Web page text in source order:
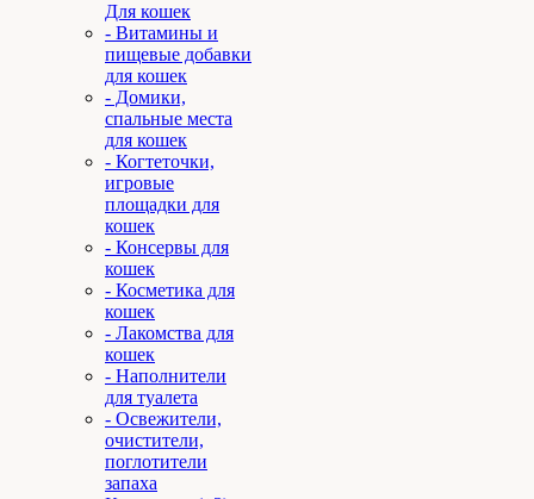
Для кошек
- Витамины и
пищевые добавки
для кошек
- Домики,
спальные места
для кошек
- Когтеточки,
игровые
площадки для
кошек
- Консервы для
кошек
- Косметика для
кошек
- Лакомства для
кошек
- Наполнители
для туалета
- Освежители,
очистители,
поглотители
запаха